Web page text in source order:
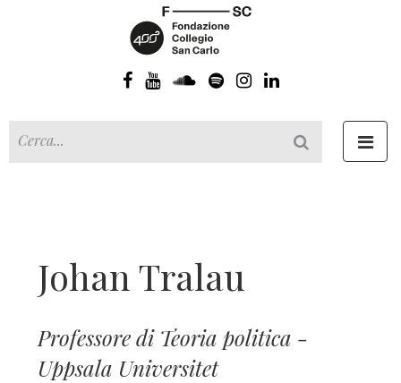
Johan Tralau
Professore di Teoria politica -
Uppsala Universitet